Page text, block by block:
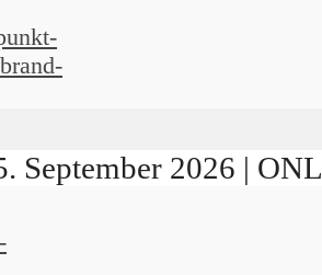
September 2026 |